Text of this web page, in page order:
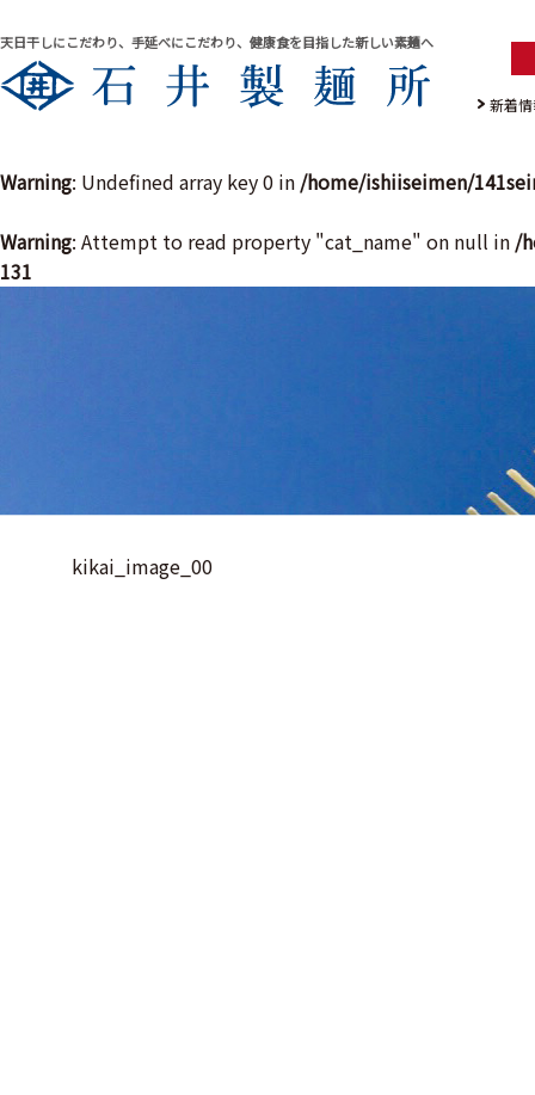
天日干しにこだわり、手延べにこだわり、健康食を目指した新しい素麺へ
新着
Warning: Undefined array key 0 in /home/ishiiseimen/
Warning: Attempt to read property "cat_name" on null in /
131
kikai_image_00